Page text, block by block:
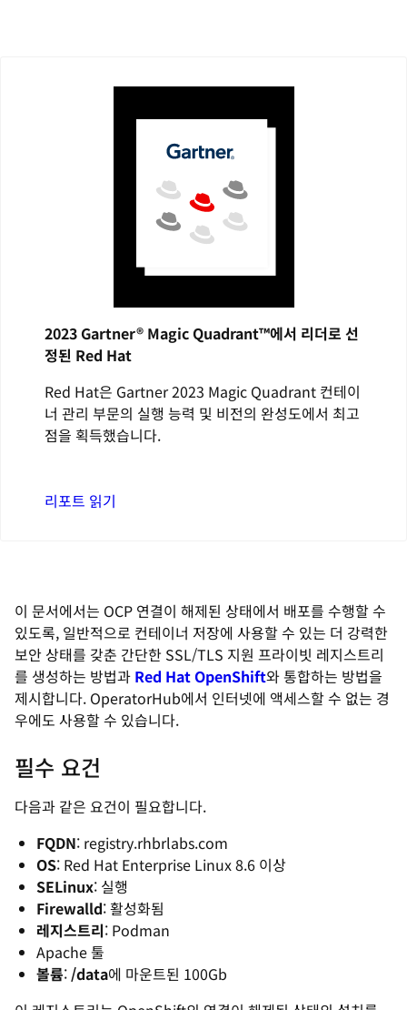
2023 Gartner® Magic Quadrant™에서 리더로 선
정된 Red Hat
Red Hat은 Gartner 2023 Magic Quadrant 컨테이
너 관리 부문의 실행 능력 및 비전의 완성도에서 최고
점을 획득했습니다.
리포트 읽기
이 문서에서는 OCP 연결이 해제된 상태에서 배포를 수행할 수
있도록, 일반적으로 컨테이너 저장에 사용할 수 있는 더 강력한
보안 상태를 갖춘 간단한 SSL/TLS 지원 프라이빗 레지스트리
를 생성하는 방법과 Red Hat OpenShift와 통합하는 방법을
제시합니다. OperatorHub에서 인터넷에 액세스할 수 없는 경
우에도 사용할 수 있습니다.
필수 요건
다음과 같은 요건이 필요합니다.
FQDN: registry.rhbrlabs.com
OS: Red Hat Enterprise Linux 8.6 이상
SELinux: 실행
Firewalld: 활성화됨
레지스트리: Podman
Apache 툴
볼륨:/data에 마운트된 100Gb